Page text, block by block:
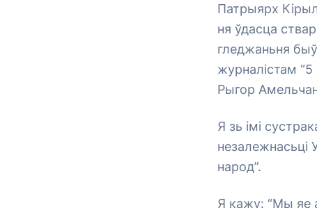
Патрыярх
ня ўдасца
гледжаньня
журналістам
Рыгор
Я зь імі
незалежнасьці
народ”.
Я кажу: “Мы яе